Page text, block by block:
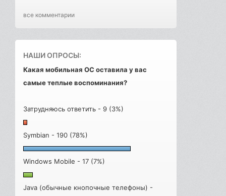
все комментарии
НАШИ ОПРОСЫ:
Какая мобильная ОС оставила у вас
самые теплые воспоминания?
Затрудняюсь ответить - 9 (3%)
Symbian - 190 (78%)
Windows Mobile - 17 (7%)
Java (обычные кнопочные телефоны) -